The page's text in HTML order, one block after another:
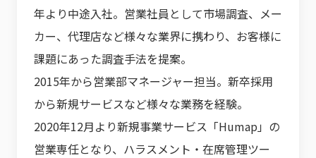
年より中途入社。営業社員として市場調査、メー
カー、代理店など様々な業界に携わり、お客様に
課題にあった調査手法を提案。
2015年から営業部マネージャー担当。新卒採用
から新規サービスなど様々な業務を経験。
2020年12月より新規事業サービス「Humap」の
営業専任となり、ハラスメント・在席管理ツー